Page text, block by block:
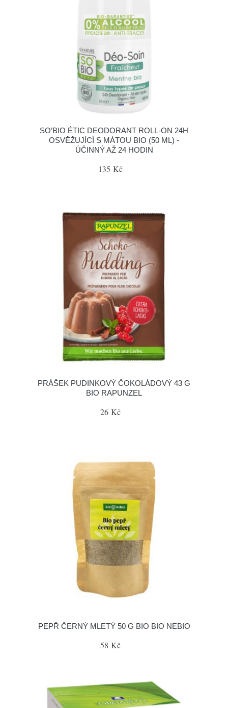
SO’BIO ÉTIC DEODORANT ROLL-ON 24H
OSVĚŽUJÍCÍ S MÁTOU BIO (50 ML) -
ÚČINNÝ AŽ 24 HODIN
135 Kč
PRÁŠEK PUDINKOVÝ ČOKOLÁDOVÝ 43 G
BIO RAPUNZEL
26 Kč
PEPŘ ČERNÝ MLETÝ 50 G BIO BIO NEBIO
58 Kč